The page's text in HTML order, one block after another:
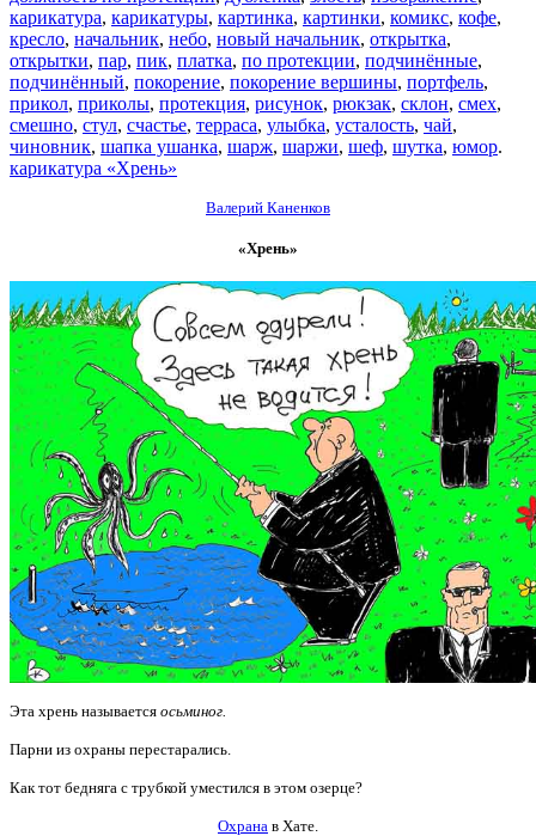
карикатура, карикатуры, картинка, картинки, комикс, кофе,
кресло, начальник, небо, новый начальник, открытка,
открытки, пар, пик, платка, по протекции, подчинённые,
подчинённый, покорение, покорение вершины, портфель,
прикол, приколы, протекция, рисунок, рюкзак, склон, смех,
смешно, стул, счастье, терраса, улыбка, усталость, чай,
чиновник, шапка ушанка, шарж, шаржи, шеф, шутка, юмор.
карикатура «Хрень»
Валерий Каненков
«Хрень»
Эта хрень называется осьминог.
Парни из охраны перестарались.
Как тот бедняга с трубкой уместился в этом озерце?
Охрана в Хате.